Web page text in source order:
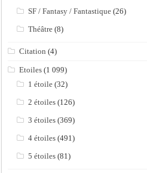
SF / Fantasy / Fantastique (26)
Théâtre (8)
Citation (4)
Etoiles (1 099)
1 étoile (32)
2 étoiles (126)
3 étoiles (369)
4 étoiles (491)
5 étoiles (81)